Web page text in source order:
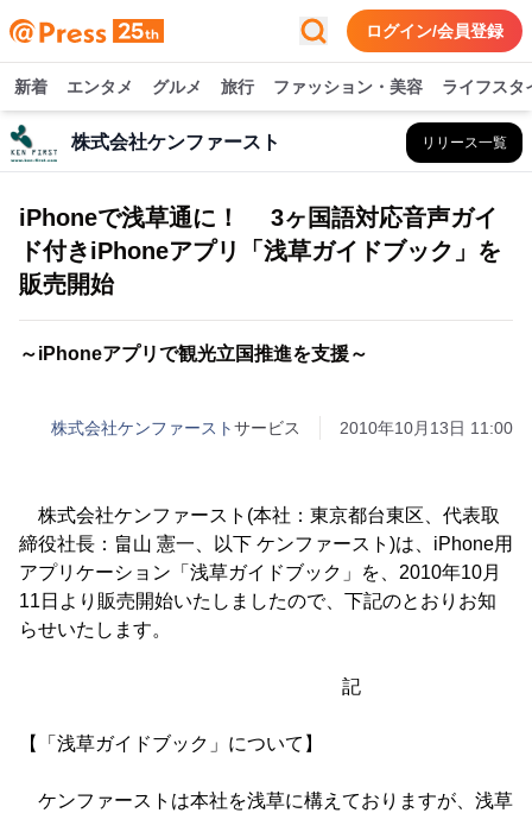
ログイン/会員登録
新着 エンタメ グルメ 旅行 ファッション・美容 ライフスタ
株式会社ケンファースト リリース一覧
iPhoneで浅草通に！ 3ヶ国語対応音声ガイ
ド付きiPhoneアプリ「浅草ガイドブック」を
販売開始
～iPhoneアプリで観光立国推進を支援～
株式会社ケンファーストサービス 2010年10月13日 11:00
株式会社ケンファースト(本社：東京都台東区、代表取
締役社長：畠山 憲一、以下 ケンファースト)は、iPhone用
アプリケーション「浅草ガイドブック」を、2010年10月
11日より販売開始いたしましたので、下記のとおりお知
らせいたします。
記
【「浅草ガイドブック」について】
ケンファーストは本社を浅草に構えておりますが、浅草